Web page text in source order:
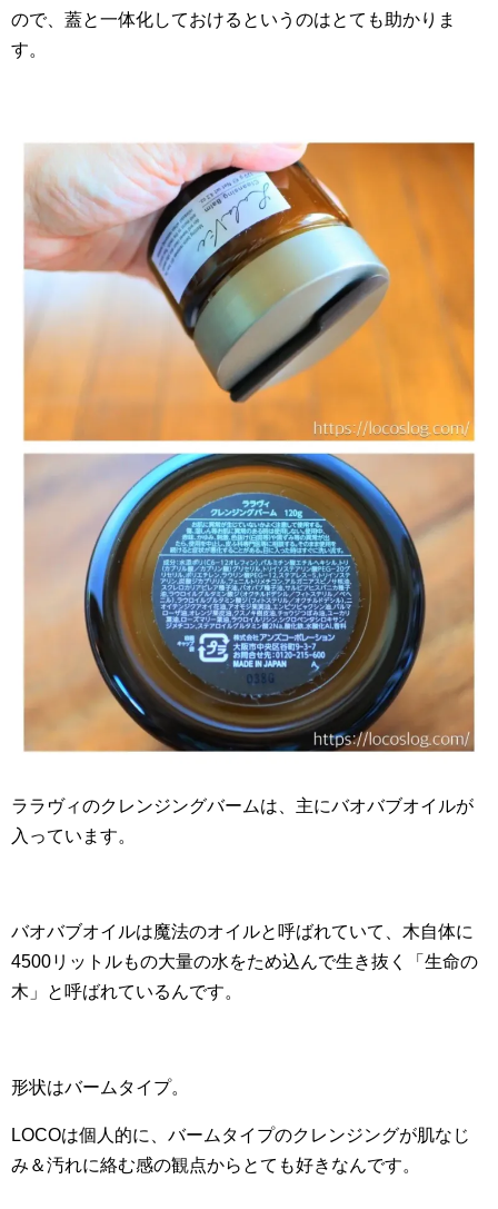
ので、蓋と一体化しておけるというのはとても助かりま
す。
ララヴィのクレンジングバームは、主にバオバブオイルが
入っています。
バオバブオイルは魔法のオイルと呼ばれていて、木自体に
4500リットルもの大量の水をため込んで生き抜く「生命の
木」と呼ばれているんです。
形状はバームタイプ。
LOCOは個人的に、バームタイプのクレンジングが肌なじ
み＆汚れに絡む感の観点からとても好きなんです。